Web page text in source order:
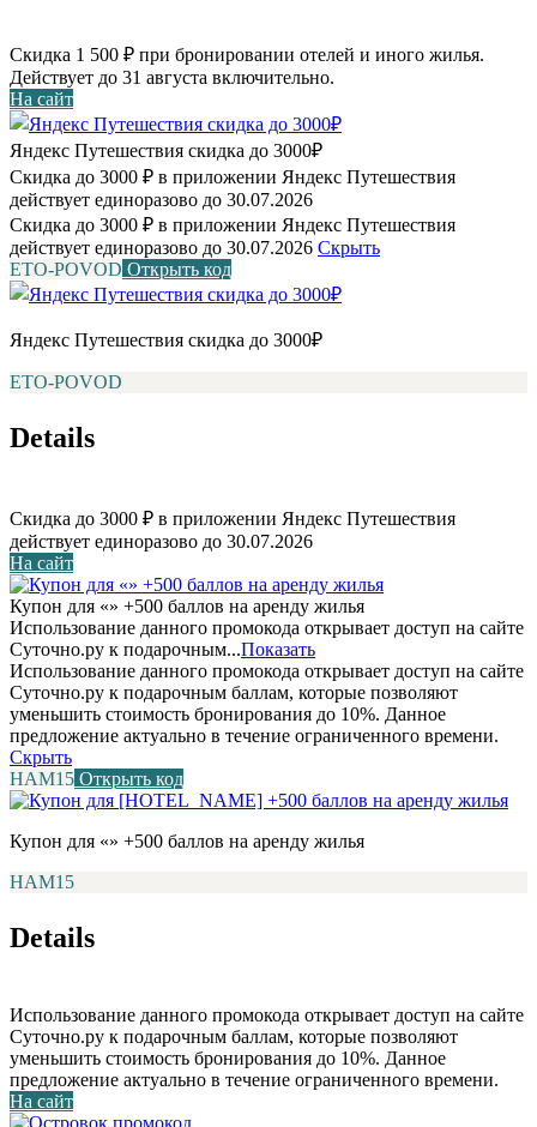
Скидка 1 500 ₽ при бронировании отелей и иного жилья.
Действует до 31 августа включительно.
На сайт
Яндекс Путешествия скидка до 3000₽
Скидка до 3000 ₽ в приложении Яндекс Путешествия
действует единоразово до 30.07.2026
Скидка до 3000 ₽ в приложении Яндекс Путешествия
действует единоразово до 30.07.2026 Скрыть
ETO-POVOD Открыть код
Яндекс Путешествия скидка до 3000₽
ETO-POVOD
Details
Скидка до 3000 ₽ в приложении Яндекс Путешествия
действует единоразово до 30.07.2026
На сайт
Купон для «» +500 баллов на аренду жилья
Использование данного промокода открывает доступ на сайте
Суточно.ру к подарочным...Показать
Использование данного промокода открывает доступ на сайте
Суточно.ру к подарочным баллам, которые позволяют
уменьшить стоимость бронирования до 10%. Данное
предложение актуально в течение ограниченного времени.
Скрыть
НАМ15 Открыть код
Купон для «» +500 баллов на аренду жилья
НАМ15
Details
Использование данного промокода открывает доступ на сайте
Суточно.ру к подарочным баллам, которые позволяют
уменьшить стоимость бронирования до 10%. Данное
предложение актуально в течение ограниченного времени.
На сайт